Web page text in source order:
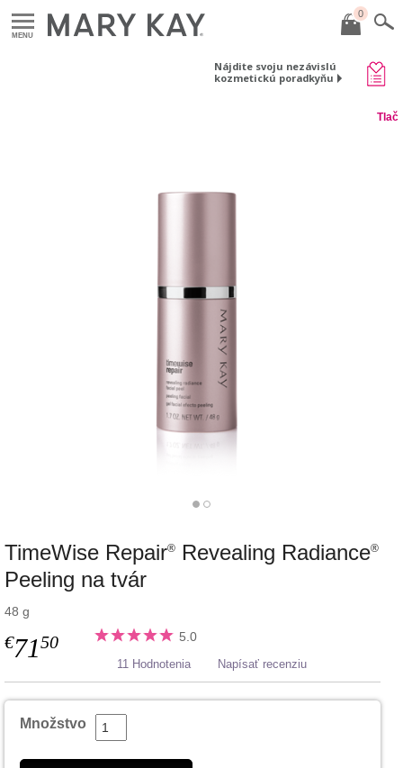
MENU
0
Nájdite svoju nezávislú
kozmetickú poradkyňu
Tlač
TimeWise Repair® Revealing Radiance®
Peeling na tvár
48 g
€7150 5.0
11 Hodnotenia Napísať recenziu
Množstvo